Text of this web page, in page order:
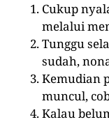
Cukup
melalui
Tunggu
sudah,
Kemudian
muncul,
Kalau